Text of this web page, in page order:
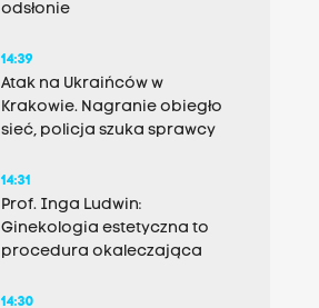
odsłonie
14:39
Atak na Ukraińców w
Krakowie. Nagranie obiegło
sieć, policja szuka sprawcy
14:31
Prof. Inga Ludwin:
Ginekologia estetyczna to
procedura okaleczająca
14:30